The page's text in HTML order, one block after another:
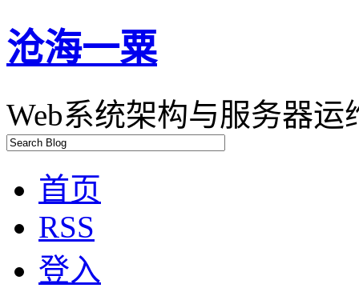
沧海一粟
Web系统架构与服务器运
首页
RSS
登入